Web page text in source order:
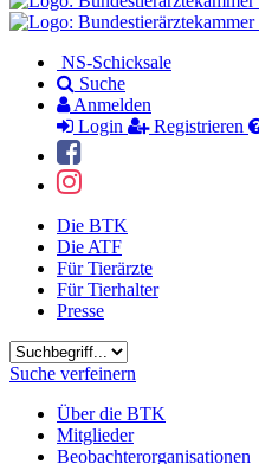
NS-Schicksale
Suche
Anmelden
Login
Registrieren
Die BTK
Die ATF
Für Tierärzte
Für Tierhalter
Presse
Suchbegriff
Suche verfeinern
Über die BTK
Mitglieder
Beobachterorganisationen